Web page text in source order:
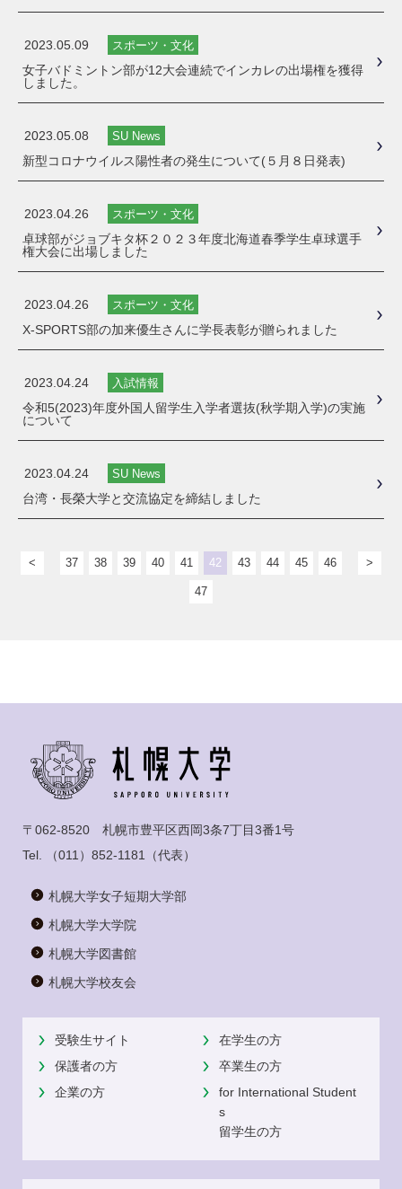
2023.05.09 スポーツ・文化
女子バドミントン部が12大会連続でインカレの出場権を獲得
しました。
2023.05.08 SU News
新型コロナウイルス陽性者の発生について(５月８日発表)
2023.04.26 スポーツ・文化
卓球部がジョブキタ杯２０２３年度北海道春季学生卓球選手
権大会に出場しました
2023.04.26 スポーツ・文化
X-SPORTS部の加来優生さんに学長表彰が贈られました
2023.04.24 入試情報
令和5(2023)年度外国人留学生入学者選抜(秋学期入学)の実施
について
2023.04.24 SU News
台湾・長榮大学と交流協定を締結しました
< 37 38 39 40 41 42 43 44 45 46
47
>
〒062-8520 札幌市豊平区西岡3条7丁目3番1号
Tel.
（011）852-1181 （代表）
札幌大学女子短期大学部
札幌大学大学院
札幌大学図書館
札幌大学校友会
受験生サイト
在学生の方
保護者の方
卒業生の方
企業の方
for International Student
s
留学生の方